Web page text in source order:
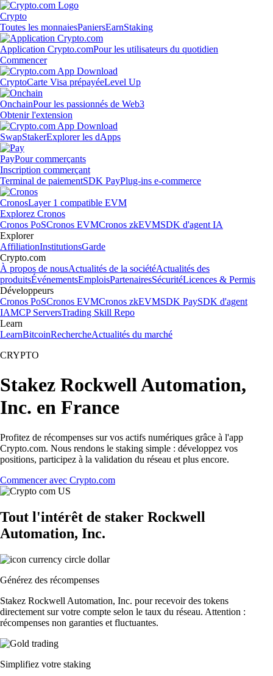
Crypto
Toutes les monnaiesPaniersEarnStaking
Application Crypto.comPour les utilisateurs du quotidien
Commencer
CryptoCarte Visa prépayéeLevel Up
OnchainPour les passionnés de Web3
Obtenir l'extension
SwapStakerExplorer les dApps
PayPour commerçants
Inscription commerçant
Terminal de paiementSDK PayPlug-ins e-commerce
CronosLayer 1 compatible EVM
Explorez Cronos
Cronos PoSCronos EVMCronos zkEVMSDK d'agent IA
Explorer
AffiliationInstitutionsGarde
Crypto.com
À propos de nousActualités de la sociétéActualités des
produitsÉvénementsEmploisPartenairesSécuritéLicences & Permis
Développeurs
Cronos PoSCronos EVMCronos zkEVMSDK PaySDK d'agent
IAMCP ServersTrading Skill Repo
Learn
LearnBitcoinRechercheActualités du marché
CRYPTO
Stakez Rockwell Automation,
Inc. en France
Profitez de récompenses sur vos actifs numériques grâce à l'app
Crypto.com. Nous rendons le staking simple : développez vos
positions, participez à la validation du réseau et plus encore.
Commencer avec Crypto.com
Tout l'intérêt de staker Rockwell
Automation, Inc.
Générez des récompenses
Stakez Rockwell Automation, Inc. pour recevoir des tokens
directement sur votre compte selon le taux du réseau. Attention :
récompenses non garanties et fluctuantes.
Simplifiez votre staking